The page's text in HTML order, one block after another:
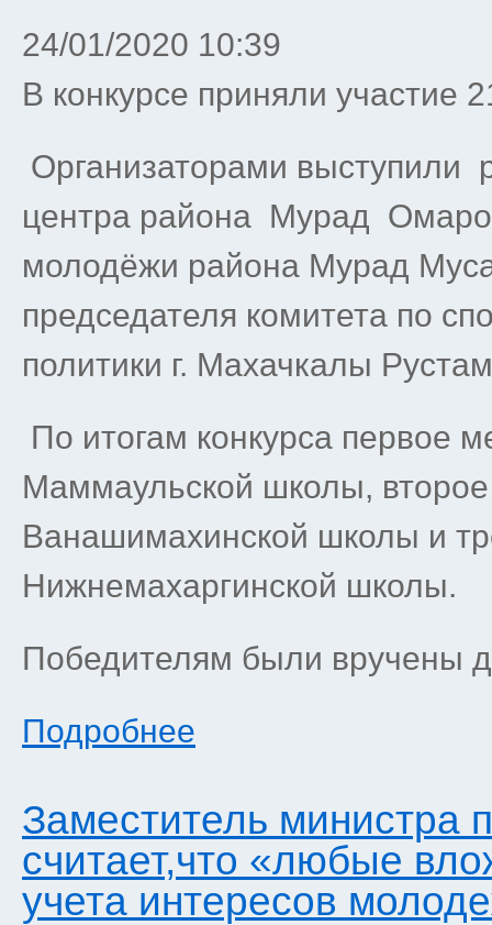
24/01/2020 10:39
В конкурсе приняли участие
Организаторами выступили
центра района Мурад
молодёжи района Мурад
председателя комитета по
политики г. Махачкалы
По итогам конкурса первое
Маммаульской школы,
Ванашимахинской школы и
Нижнемахаргинской школы.
Победителям были вручены
Подробнее
Заместитель
считает,что «любые
учета интересов